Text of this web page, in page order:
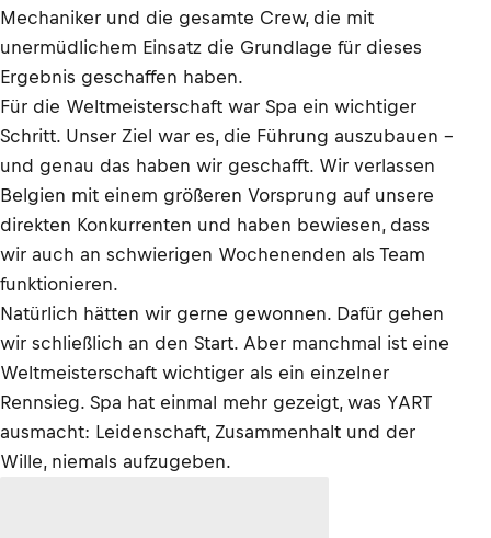
Mechaniker und die gesamte Crew, die mit
unermüdlichem Einsatz die Grundlage für dieses
Ergebnis geschaffen haben.
Für die Weltmeisterschaft war Spa ein wichtiger
Schritt. Unser Ziel war es, die Führung auszubauen –
und genau das haben wir geschafft. Wir verlassen
Belgien mit einem größeren Vorsprung auf unsere
direkten Konkurrenten und haben bewiesen, dass
wir auch an schwierigen Wochenenden als Team
funktionieren.
Natürlich hätten wir gerne gewonnen. Dafür gehen
wir schließlich an den Start. Aber manchmal ist eine
Weltmeisterschaft wichtiger als ein einzelner
Rennsieg. Spa hat einmal mehr gezeigt, was YART
ausmacht: Leidenschaft, Zusammenhalt und der
Wille, niemals aufzugeben.